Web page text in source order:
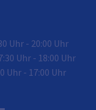
Uhr - 20:00 Uhr
Uhr - 18:00 Uhr
Uhr - 17:00 Uhr